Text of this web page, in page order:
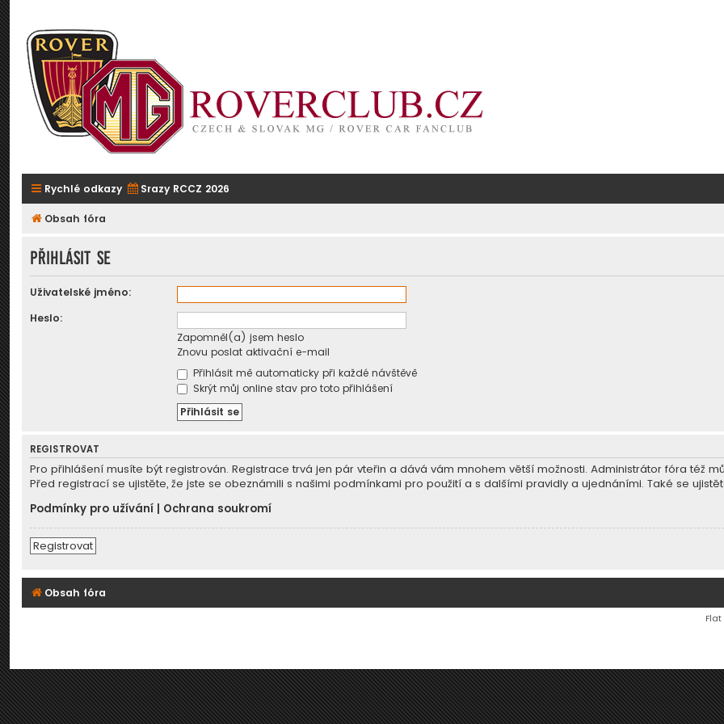
Rychlé odkazy Srazy RCCZ 2026
Obsah fóra
Přihlásit se
Uživatelské jméno:
Heslo:
Zapomněl(a) jsem heslo
Znovu poslat aktivační e-mail
Přihlásit mě automaticky při každé návštěvě
Skrýt můj online stav pro toto přihlášení
REGISTROVAT
Pro přihlášení musíte být registrován. Registrace trvá jen pár vteřin a dává vám mnohem větší možnosti. Administrátor fóra též
Před registrací se ujistěte, že jste se obeznámili s našimi podmínkami pro použití a s dalšími pravidly a ujednáními. Také se
Podmínky pro užívání
Ochrana soukromí
Registrovat
Obsah fóra